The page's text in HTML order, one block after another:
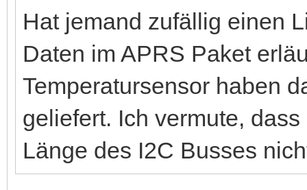
Hat jemand zufällig einen
Daten im APRS Paket
Temperatursensor haben
geliefert. Ich vermute,
Länge des I2C Busses